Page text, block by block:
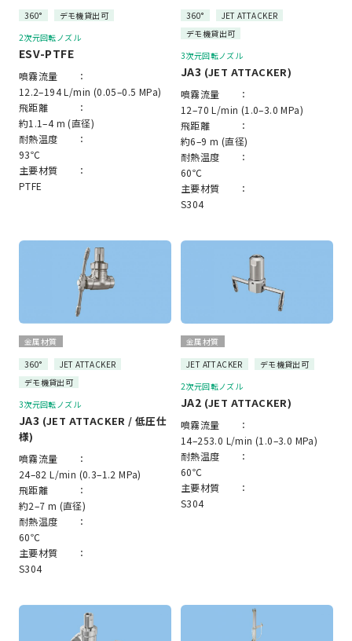
360°
デモ機貸出可
2次元回転ノズル
ESV-PTFE
噴霧流量 ：
12.2–194 L/min (0.05–0.5 MPa)
飛距離 ：
約1.1–4 m (直径)
耐熱温度 ：
93℃
主要材質 ：
PTFE
360°
JET ATTACKER
デモ機貸出可
3次元回転ノズル
JA3 (JET ATTACKER)
噴霧流量 ：
12–70 L/min (1.0–3.0 MPa)
飛距離 ：
約6–9 m (直径)
耐熱温度 ：
60℃
主要材質 ：
S304
金属材質
360°
JET ATTACKER
デモ機貸出可
3次元回転ノズル
JA3 (JET ATTACKER / 低圧仕
様)
噴霧流量 ：
24–82 L/min (0.3–1.2 MPa)
飛距離 ：
約2–7 m (直径)
耐熱温度 ：
60℃
主要材質 ：
S304
金属材質
JET ATTACKER
デモ機貸出可
2次元回転ノズル
JA2 (JET ATTACKER)
噴霧流量 ：
14–253.0 L/min (1.0–3.0 MPa)
耐熱温度 ：
60℃
主要材質 ：
S304